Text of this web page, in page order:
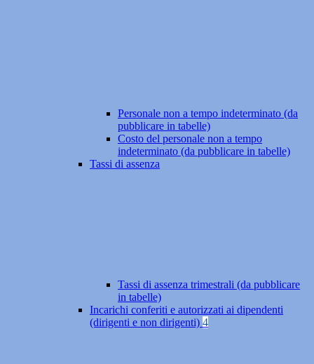
Personale non a tempo indeterminato (da
pubblicare in tabelle)
Costo del personale non a tempo
indeterminato (da pubblicare in tabelle)
Tassi di assenza
Tassi di assenza trimestrali (da pubblicare
in tabelle)
Incarichi conferiti e autorizzati ai dipendenti
(dirigenti e non dirigenti) 4